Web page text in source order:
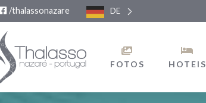
/thalassonazare DE
FOTOS HOTEIS